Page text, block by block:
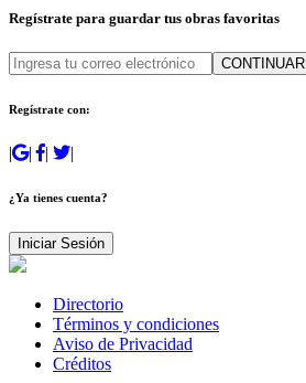
Regístrate para guardar tus obras favoritas
CONTINUAR
Regístrate con:
| | | |
¿Ya tienes cuenta?
Iniciar Sesión
Directorio
Términos y condiciones
Aviso de Privacidad
Créditos